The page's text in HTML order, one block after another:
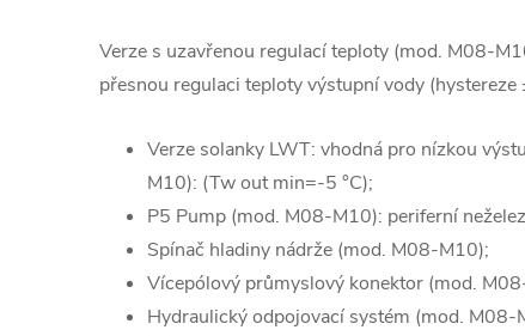
Verze s uzavřenou regulací teploty (mod. M08-
přesnou regulaci teploty výstupní vody (hystereze
Verze solanky LWT: vhodná pro nízkou
M10): (Tw out min=-5 °C);
P5 Pump (mod. M08-M10): periferní
Spínač hladiny nádrže (mod. M08-M10);
Vícepólový průmyslový konektor (mod.
Hydraulický odpojovací systém (mod. M08-